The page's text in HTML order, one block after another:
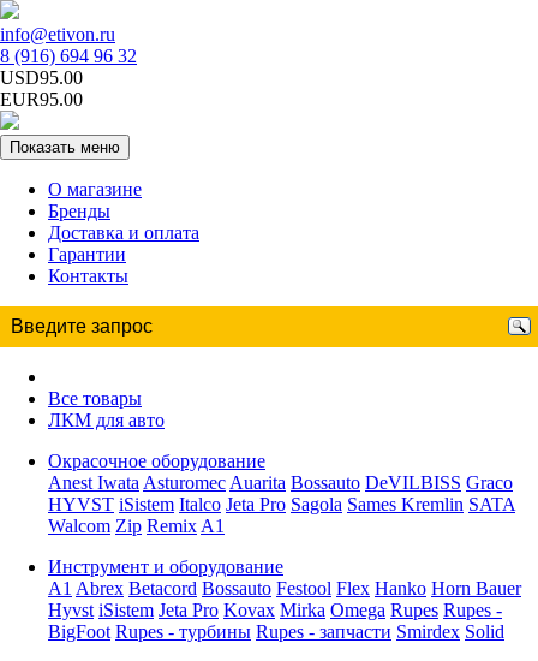
info@etivon.ru
8 (916) 694 96 32
USD95.00
EUR95.00
Показать меню
О магазине
Бренды
Доставка и оплата
Гарантии
Контакты
Все товары
ЛКМ для авто
Окрасочное оборудование
Anest Iwata Asturomec Auarita Bossauto DeVILBISS Graco
HYVST iSistem Italco Jeta Pro Sagola Sames Kremlin SATA
Walcom Zip Remix A1
Инструмент и оборудование
A1 Abrex Betacord Bossauto Festool Flex Hanko Horn Bauer
Hyvst iSistem Jeta Pro Kovax Mirka Omega Rupes Rupes -
BigFoot Rupes - турбины Rupes - запчасти Smirdex Solid